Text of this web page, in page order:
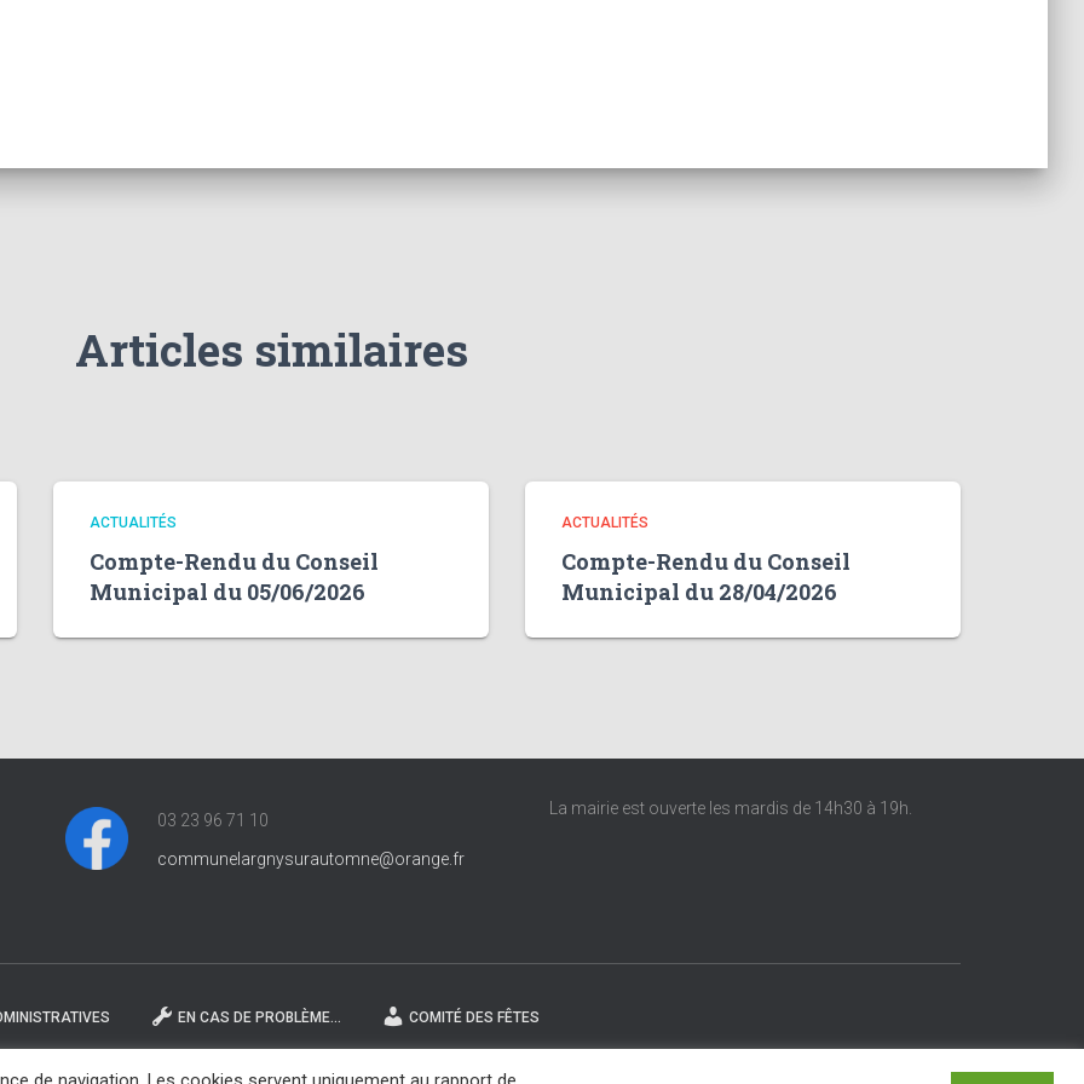
Articles similaires
ACTUALITÉS
Compte-Rendu du Conseil
Municipal du 05/06/2026
ACTUALITÉS
Compte-Rendu du Conseil
Municipal du 28/04/2026
03 23 96 71 10
communelargnysurautomne@orange.fr
La mairie est ouverte les mardis de 14h30 à 19h.
EN CAS DE PROBLÈME… COMITÉ DES FÊTES
© 2021 Mairie de Largny-sur-Automne. Tous droits réservés | Mention légales et crédits du site |